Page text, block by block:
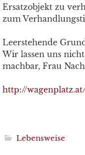
Ersatzobjekt zu
zum
Leerstehende
Wir lassen uns
machbar, Frau
http://
Lebensweise